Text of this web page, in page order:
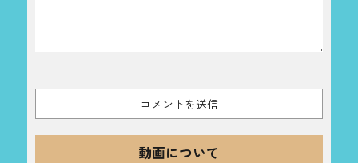
動画について